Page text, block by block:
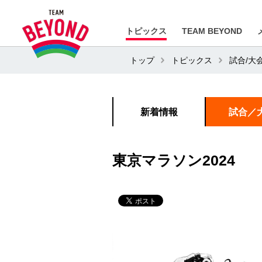
トピックス TEAM BEYOND
トップ トピックス 試合/大
新着情報 試合／
東京マラソン2024